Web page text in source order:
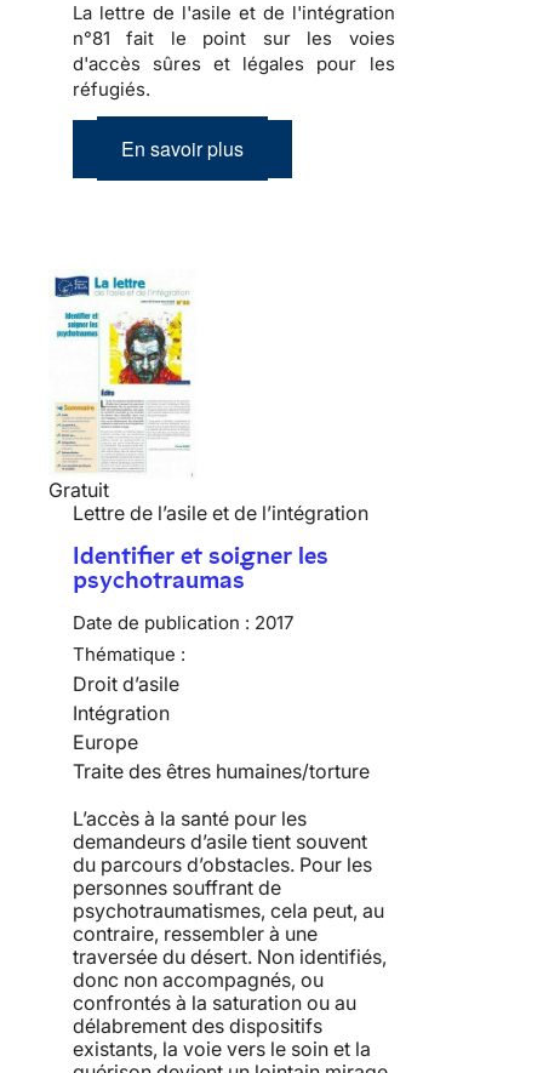
La lettre de l'asile et de l'intégration
n°81 fait le point sur les voies
d'accès sûres et légales pour les
réfugiés.
En savoir plus
Gratuit
Lettre de l’asile et de l’intégration
Identifier et soigner les
psychotraumas
Date de publication : 2017
Thématique :
Droit d’asile
Intégration
Europe
Traite des êtres humaines/torture
L’accès à la santé pour les
demandeurs d’asile tient souvent
du parcours d’obstacles. Pour les
personnes souffrant de
psychotraumatismes, cela peut, au
contraire, ressembler à une
traversée du désert. Non identifiés,
donc non accompagnés, ou
confrontés à la saturation ou au
délabrement des dispositifs
existants, la voie vers le soin et la